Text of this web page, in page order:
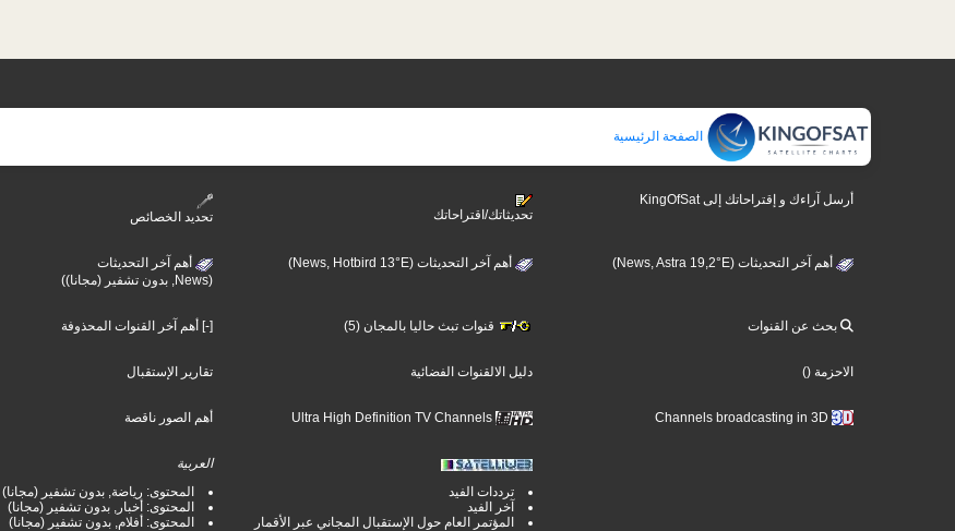
الصفحة الرئيسية
تحديد الخصائص
تحديثاتك/اقتراحاتك
أرسل آراءك و إقتراحاتك إلى KingOfSat
أهم آخر التحديثات
(News, بدون تشفير (مجانا))
أهم آخر التحديثات (News, Hotbird 13°E) أهم آخر التحديثات (News, Astra 19,2°E)
[-] أهم آخر القنوات المحذوفة قنوات تبث حاليا بالمجان (5) بحث عن القنوات
تقارير الإستقبال دليل الالقنوات الفضائية الاحزمة ()
أهم الصور ناقصة Ultra High Definition TV Channels
العربية
المحتوى: رياضة, بدون تشفير (مجانا)
المحتوى: أخبار, بدون تشفير (مجانا)
المحتوى: أفلام, بدون تشفير (مجانا)
ترددات الفيد
آخر الفيد
المؤتمر العام حول الإستقبال المجاني عبر الأقمار